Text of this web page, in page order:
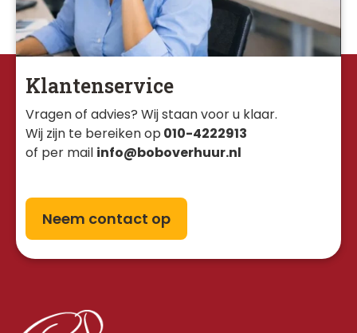
Klantenservice
Vragen of advies? Wij staan voor u klaar.
Wij zijn te bereiken op 010-4222913
of per mail info@boboverhuur.nl
Neem contact op